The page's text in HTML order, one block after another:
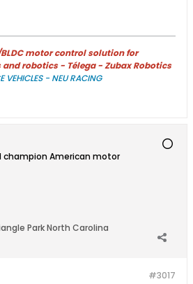
motor control solution for
robotics - Télega - Zubax Robotics
VEHICLES - NEU RACING
champion American motor
Park North Carolina
#3017